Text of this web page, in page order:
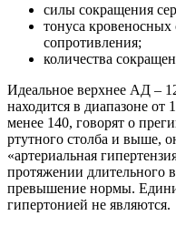
силы сокращения
тонуса кровеносных
сопротивления;
количества
Идеальное верхнее АД –
находится в диапазоне
менее 140, говорят о
ртутного столба и выше,
«артериальная
протяжении длительного
превышение нормы.
гипертонией не являются.